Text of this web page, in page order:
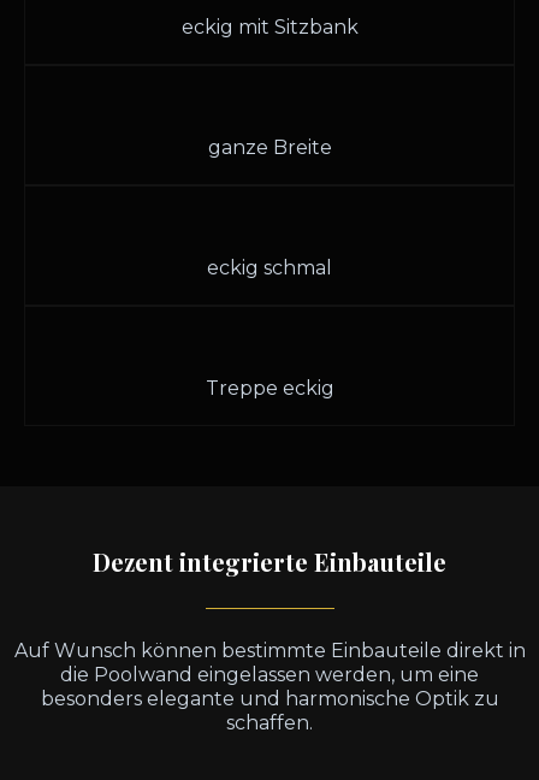
eckig mit Sitzbank
ganze Breite
eckig schmal
Treppe eckig
Dezent integrierte Einbauteile
Auf Wunsch können bestimmte Einbauteile direkt in
die Poolwand eingelassen werden, um eine
besonders elegante und harmonische Optik zu
schaffen.